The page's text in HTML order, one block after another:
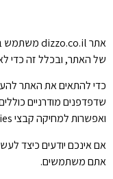
של האתר, ובכלל זה כדי
כדי להתאים את האתר
ואפשרות למחיקה קבצי Cookies שנשמרו.
אם אינכם יודעים כיצד
אתם משתמשים.